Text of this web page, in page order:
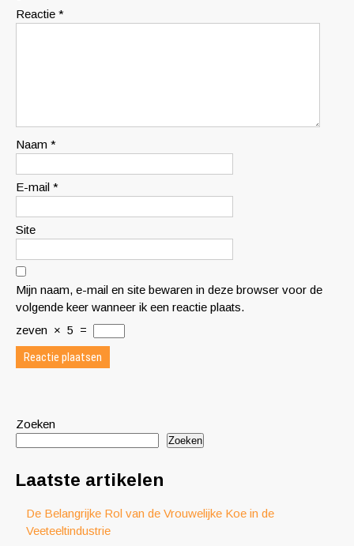
Reactie *
Naam *
E-mail *
Site
Mijn naam, e-mail en site bewaren in deze browser voor de
volgende keer wanneer ik een reactie plaats.
zeven × 5 =
Zoeken
Zoeken
Laatste artikelen
De Belangrijke Rol van de Vrouwelijke Koe in de
Veeteeltindustrie